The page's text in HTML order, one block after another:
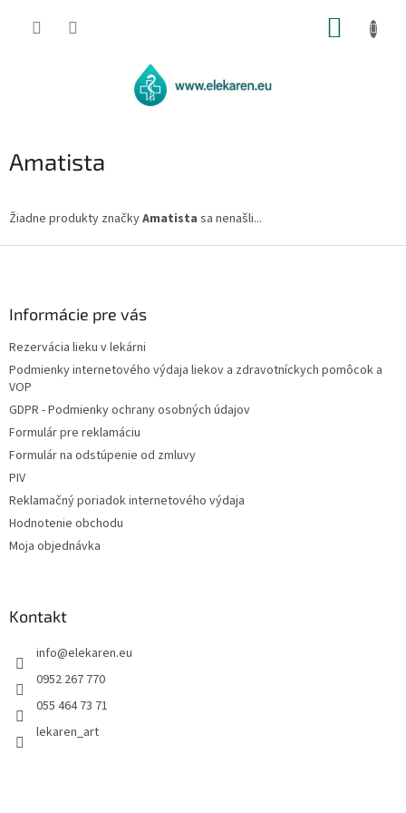
Amatista
Žiadne produkty značkyAmatista sa nenašli...
Informácie pre vás
Rezervácia lieku v lekárni
Podmienky internetového výdaja liekov a zdravotníckych pomôcok a
VOP
GDPR - Podmienky ochrany osobných údajov
Formulár pre reklamáciu
Formulár na odstúpenie od zmluvy
PIV
Reklamačný poriadok internetového výdaja
Hodnotenie obchodu
Moja objednávka
Kontakt
info@elekaren.eu
0952 267 770
055 464 73 71
lekaren_art